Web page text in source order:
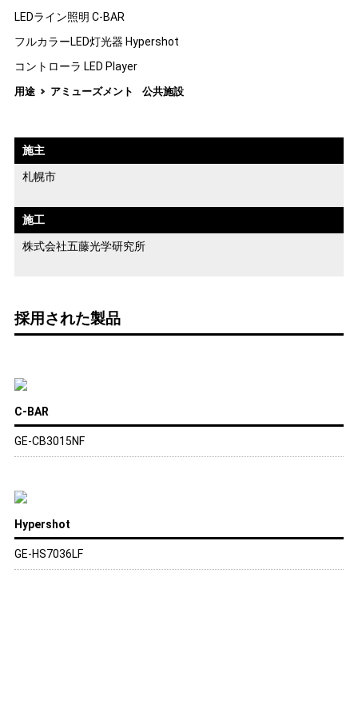
LEDライン照明 C-BAR
フルカラーLED灯光器 Hypershot
コントローラ LED Player
用途 アミューズメント 公共施設
施主
札幌市
施工
株式会社五藤光学研究所
採用された製品
C-BAR
GE-CB3015NF
Hypershot
GE-HS7036LF